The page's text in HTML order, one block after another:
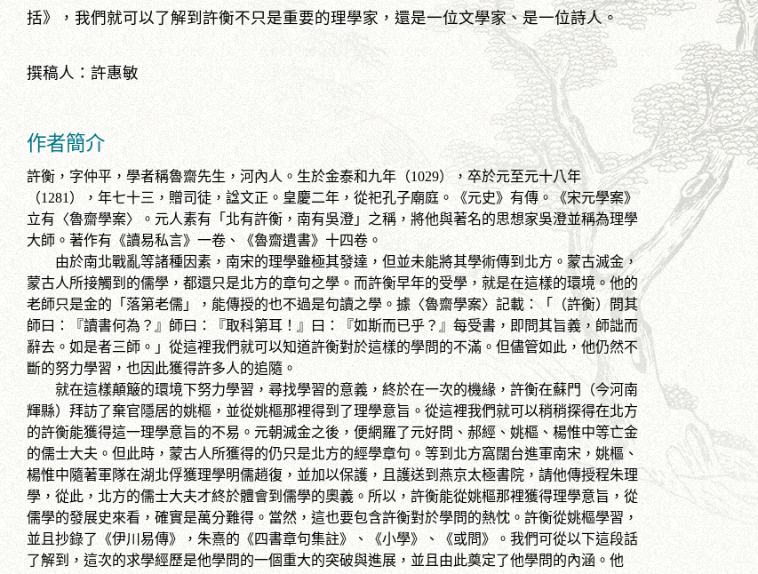
括》，我們就可以了解到許衡不只是重要的理學家，還是一位文學家、是一位詩人。
撰稿人：許惠敏
作者簡介
許衡，字仲平，學者稱魯齋先生，河內人。生於金泰和九年（1029），卒於元至元十八年
（1281），年七十三，贈司徒，諡文正。皇慶二年，從祀孔子廟庭。《元史》有傳。《宋元學案》
立有〈魯齋學案〉。元人素有「北有許衡，南有吳澄」之稱，將他與著名的思想家吳澄並稱為理學
大師。著作有《讀易私言》一卷、《魯齋遺書》十四卷。
由於南北戰亂等諸種因素，南宋的理學雖極其發達，但並未能將其學術傳到北方。蒙古滅金，
蒙古人所接觸到的儒學，都還只是北方的章句之學。而許衡早年的受學，就是在這樣的環境。他的
老師只是金的「落第老儒」，能傳授的也不過是句讀之學。據〈魯齋學案〉記載：「（許衡）問其
師曰：『讀書何為？』師曰：『取科第耳！』曰：『如斯而已乎？』每受書，即問其旨義，師詘而
辭去。如是者三師。」從這裡我們就可以知道許衡對於這樣的學問的不滿。但儘管如此，他仍然不
斷的努力學習，也因此獲得許多人的追隨。
就在這樣顛簸的環境下努力學習，尋找學習的意義，終於在一次的機緣，許衡在蘇門（今河南
輝縣）拜訪了棄官隱居的姚樞，並從姚樞那裡得到了理學意旨。從這裡我們就可以稍稍探得在北方
的許衡能獲得這一理學意旨的不易。元朝滅金之後，便網羅了元好問、郝經、姚樞、楊惟中等亡金
的儒士大夫。但此時，蒙古人所獲得的仍只是北方的經學章句。等到北方窩闊台進軍南宋，姚樞、
楊惟中隨著軍隊在湖北俘獲理學明儒趙復，並加以保護，且護送到燕京太極書院，請他傳授程朱理
學，從此，北方的儒士大夫才終於體會到儒學的奧義。所以，許衡能從姚樞那裡獲得理學意旨，從
儒學的發展史來看，確實是萬分難得。當然，這也要包含許衡對於學問的熱忱。許衡從姚樞學習，
並且抄錄了《伊川易傳》，朱熹的《四書章句集註》、《小學》、《或問》。我們可從以下這段話
了解到，這次的求學經歷是他學問的一個重大的突破與進展，並且由此奠定了他學問的內涵。他